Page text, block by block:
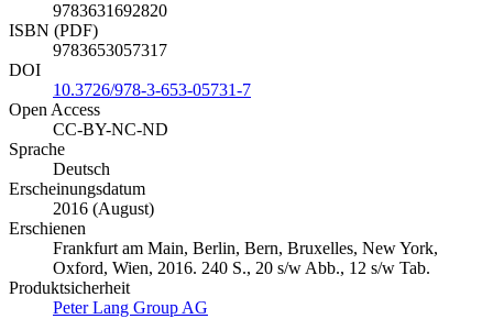
9783631692820
ISBN (PDF)
9783653057317
DOI
10.3726/978-3-653-05731-7
Open Access
CC-BY-NC-ND
Sprache
Deutsch
Erscheinungsdatum
2016 (August)
Erschienen
Frankfurt am Main, Berlin, Bern, Bruxelles, New York,
Oxford, Wien, 2016. 240 S., 20 s/w Abb., 12 s/w Tab.
Produktsicherheit
Peter Lang Group AG